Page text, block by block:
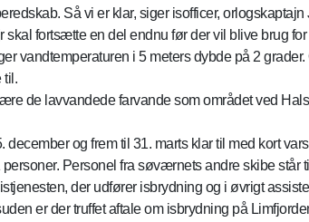
Så vi er klar, siger isofficer,
skal fortsætte en del endnu før der vil blive brug
vandtemperaturen i 5 meters dybde på 2
til.
de lavvandede farvande som området ved
december og frem til 31. marts klar til med kort
Personel fra søværnets andre skibe står
der udfører isbrydning og i øvrigt
er der truffet aftale om isbrydning på